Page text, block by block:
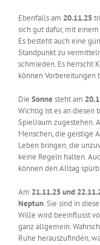
Ebenfalls am 20.11.25
sich gut dafür, mit
Es besteht auch eine
Standpunkt zu
schmieden. Es herrscht
können Vorbereitungen
Die Sonne steht am
Wichtig ist es an diesen
Spielraum zugestehen.
Menschen, die geistige
Leben bringen, die
keine Regeln halten.
können den Alltag
Am 21.11.25 und
Neptun. Sie sind in
Wille wird beeinflusst
ganz allgemein.
Ruhe herauszufinden,